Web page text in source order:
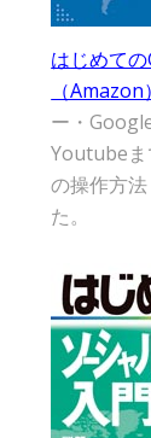
はじめて
（Amazon）
ー・
Youtubeま
の操作方
た。